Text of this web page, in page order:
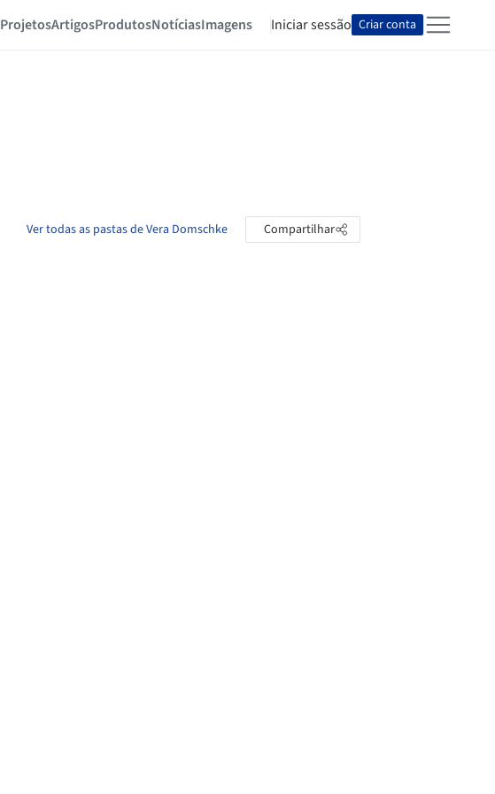
ProjetosArtigosProdutosNotíciasImagens Iniciar sessão Criar conta
Ver todas as pastas de Vera Domschke Compartilhar